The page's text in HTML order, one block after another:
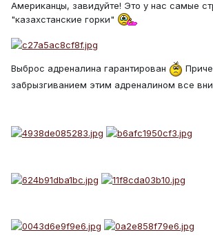
Американцы, завидуйте! Это у нас самые
"казахстанские горки"
Выброс адреналина гарантирован
забрызгиванием этим адреналином все